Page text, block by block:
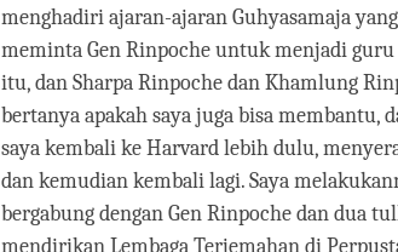
menghadiri ajaran-ajaran Guhyasamaja
meminta Gen Rinpoche untuk menjadi
itu, dan Sharpa Rinpoche dan Khamlung
bertanya apakah saya juga bisa
saya kembali ke Harvard lebih dulu,
dan kemudian kembali lagi. Saya
bergabung dengan Gen Rinpoche dan dua
mendirikan Lembaga Terjemahan di